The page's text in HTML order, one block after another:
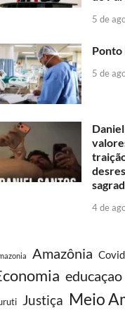
5 de
Ponto
5 de
4 de
Amazônia
educaçao
Justiça Meio